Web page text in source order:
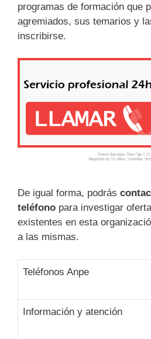
programas de formación que
agremiados, sus temarios y
inscribirse.
De igual forma, podrás
teléfono para investigar
existentes en esta
a las mismas.
Teléfonos Anpe
Información y atención